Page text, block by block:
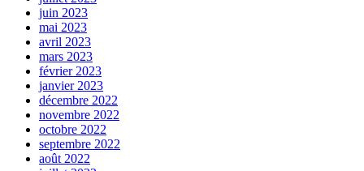
juin 2023
mai 2023
avril 2023
mars 2023
février 2023
janvier 2023
décembre 2022
novembre 2022
octobre 2022
septembre 2022
août 2022